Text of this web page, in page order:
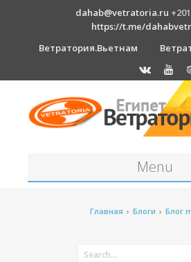
dahab@vetratoria.ru
https://t.me/
Ветратория.Вьетнам
Menu
Главная › Блоги › Блог